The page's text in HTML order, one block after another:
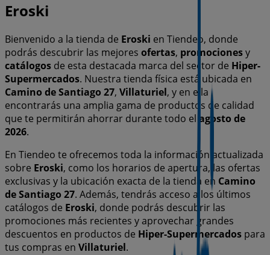
Eroski
Bienvenido a la tienda de Eroski en Tiendeo, donde
podrás descubrir las mejores ofertas, promocionesy
catálogos de esta destacada marca del sector de Hiper-
Supermercados. Nuestra tienda física está ubicada en
Camino de Santiago 27, Villaturiel, y en ella
encontrarás una amplia gama de productos de calidad
que te permitirán ahorrar durante todo el agosto de
2026.
En Tiendeo te ofrecemos toda la información actualizada
sobre Eroski, como los horarios de apertura, las ofertas
exclusivas y la ubicación exacta de la tienda en Camino
de Santiago 27. Además, tendrás acceso a los últimos
catálogos de Eroski, donde podrás descubrir las
promociones más recientes y aprovechar grandes
descuentos en productos de Hiper-Supermercados para
tus compras en Villaturiel.